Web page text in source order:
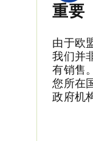
重要
由于欧
我们并
有销售
您所在
政府机